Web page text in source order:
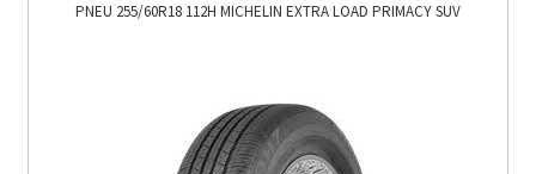
PNEU 255/60R18 112H MICHELIN EXTRA LOAD PRIMACY SUV